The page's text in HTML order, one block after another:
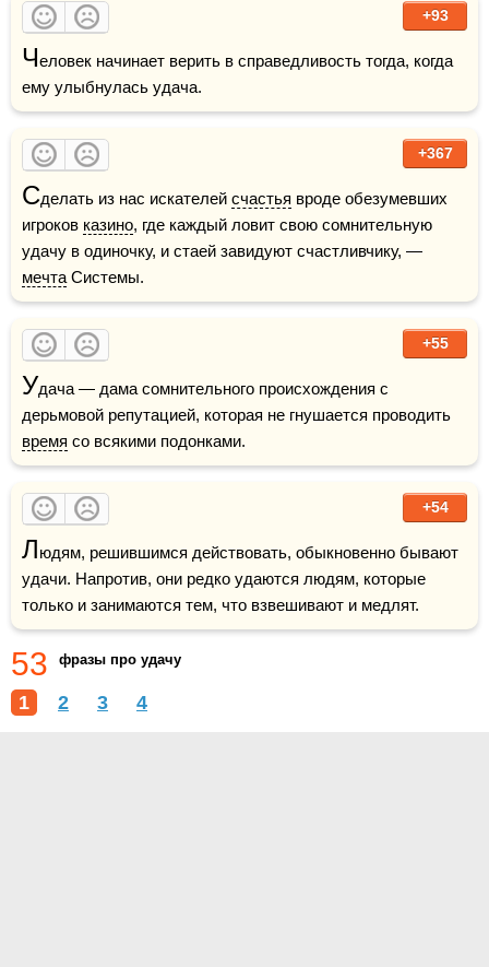
+93
Человек начинает верить в справедливость тогда, когда
ему улыбнулась удача.
+367
Сделать из нас искателей счастья вроде обезумевших
игроков казино, где каждый ловит свою сомнительную
мечта Системы.
+55
Удача — дама сомнительного происхождения с
время со всякими подонками.
+54
Людям, решившимся действовать, обыкновенно бывают
удачи. Напротив, они редко удаются людям, которые
только и занимаются тем, что взвешивают и медлят.
53 фразы про удачу
1 2 3 4